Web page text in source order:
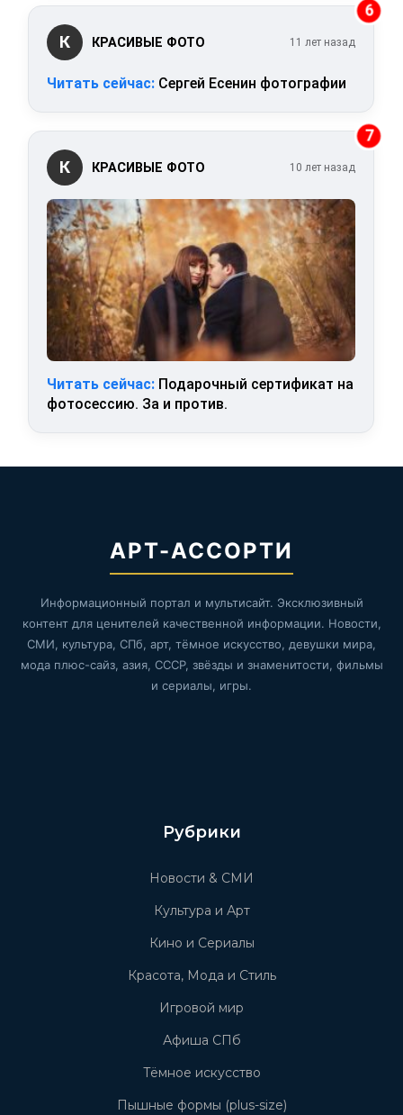
6
К КРАСИВЫЕ ФОТО 11 лет назад
Читать сейчас: Сергей Есенин фотографии
7
К КРАСИВЫЕ ФОТО 10 лет назад
Читать сейчас: Подарочный сертификат на
фотосессию. За и против.
АРТ-АССОРТИ
Информационный портал и мультисайт. Эксклюзивный
контент для ценителей качественной информации. Новости,
СМИ, культура, СПб, арт, тёмное искусство, девушки мира,
мода плюс-сайз, азия, СССР, звёзды и знаменитости, фильмы
и сериалы, игры.
Рубрики
Новости & СМИ
Культура и Арт
Кино и Сериалы
Красота, Мода и Стиль
Игровой мир
Афиша СПб
Тёмное искусство
Пышные формы (plus-size)